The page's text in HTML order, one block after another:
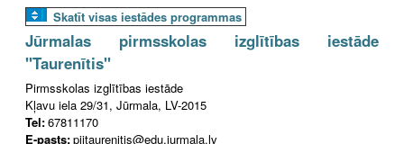
Skatīt visas iestādes programmas
Jūrmalas pirmsskolas izglītības iestāde
"Taurenītis"
Pirmsskolas izglītības iestāde
Kļavu iela 29/31, Jūrmala, LV-2015
Tel:67811170
E-pasts:piitaurenitis@edu.jurmala.lv